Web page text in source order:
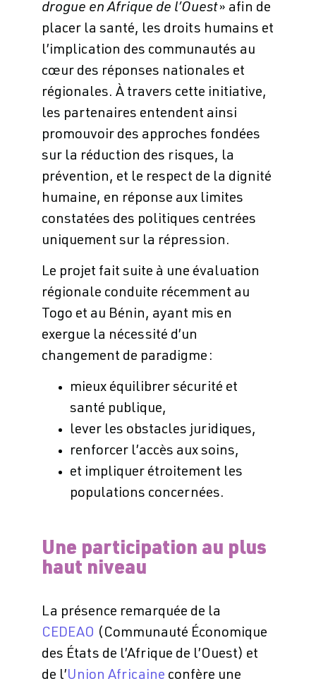
drogue en Afrique de l’Ouest» afin de
placer la santé, les droits humains et
l’implication des communautés au
cœur des réponses nationales et
régionales. À travers cette initiative,
les partenaires entendent ainsi
promouvoir des approches fondées
sur la réduction des risques, la
prévention, et le respect de la dignité
humaine, en réponse aux limites
constatées des politiques centrées
uniquement sur la répression.
Le projet fait suite à une évaluation
régionale conduite récemment au
Togo et au Bénin, ayant mis en
exergue la nécessité d’un
changement de paradigme :
mieux équilibrer sécurité et
santé publique,
lever les obstacles juridiques,
renforcer l’accès aux soins,
et impliquer étroitement les
populations concernées.
Une participation au plus
haut niveau
La présence remarquée de la
CEDEAO (Communauté Économique
des États de l’Afrique de l’Ouest) et
de l’Union Africaine confère une